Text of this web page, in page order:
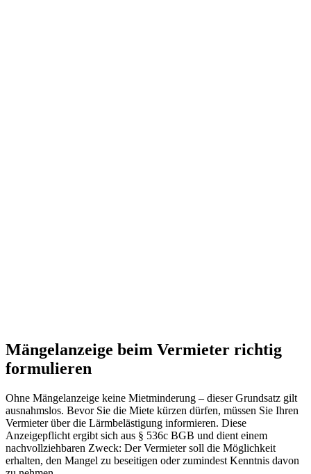
Mängelanzeige beim Vermieter richtig
formulieren
Ohne Mängelanzeige keine Mietminderung – dieser Grundsatz gilt
ausnahmslos. Bevor Sie die Miete kürzen dürfen, müssen Sie Ihren
Vermieter über die Lärmbelästigung informieren. Diese
Anzeigepflicht ergibt sich aus § 536c BGB und dient einem
nachvollziehbaren Zweck: Der Vermieter soll die Möglichkeit
erhalten, den Mangel zu beseitigen oder zumindest Kenntnis davon